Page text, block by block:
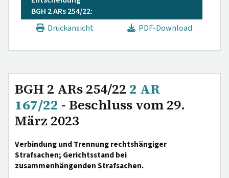
BGH 2 ARs 254/22:
Druckansicht
PDF-Download
BGH 2 ARs 254/22 2 AR
167/22 - Beschluss vom 29.
März 2023
Verbindung und Trennung rechtshängiger
Strafsachen; Gerichtsstand bei
zusammenhängenden Strafsachen.